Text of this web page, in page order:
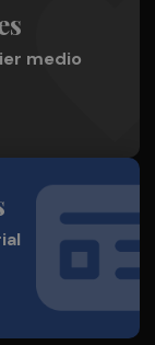
medio